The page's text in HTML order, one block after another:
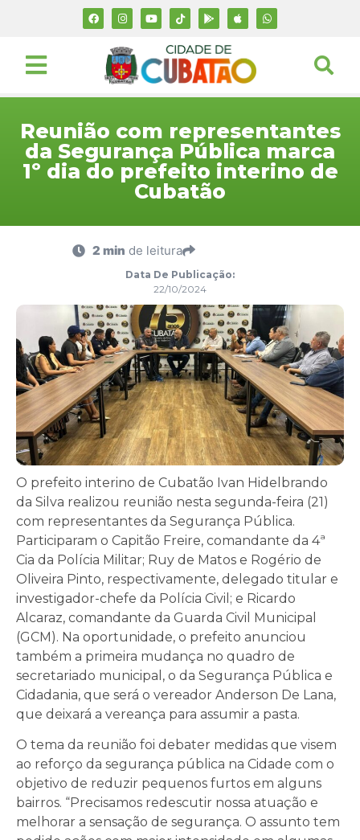
Reunião com representantes
da Segurança Pública marca
1º dia do prefeito interino de
Cubatão
2 min de leitura
Data De Publicação:
22/10/2024
O prefeito interino de Cubatão Ivan Hidelbrando
da Silva realizou reunião nesta segunda-feira (21)
com representantes da Segurança Pública.
Participaram o Capitão Freire, comandante da 4ª
Cia da Polícia Militar; Ruy de Matos e Rogério de
Oliveira Pinto, respectivamente, delegado titular e
investigador-chefe da Polícia Civil; e Ricardo
Alcaraz, comandante da Guarda Civil Municipal
(GCM). Na oportunidade, o prefeito anunciou
também a primeira mudança no quadro de
secretariado municipal, o da Segurança Pública e
Cidadania, que será o vereador Anderson De Lana,
que deixará a vereança para assumir a pasta.
O tema da reunião foi debater medidas que visem
ao reforço da segurança pública na Cidade com o
objetivo de reduzir pequenos furtos em alguns
bairros. “Precisamos redescutir nossa atuação e
melhorar a sensação de segurança. O assunto tem